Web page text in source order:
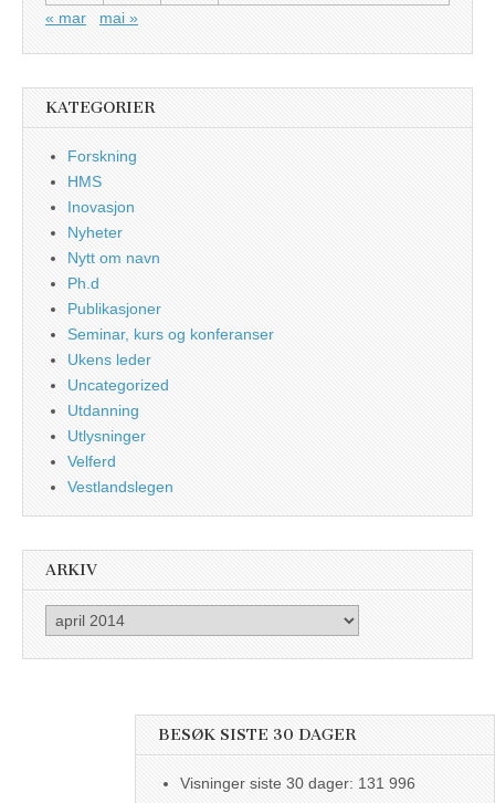
« mar
mai »
KATEGORIER
Forskning
HMS
Inovasjon
Nyheter
Nytt om navn
Ph.d
Publikasjoner
Seminar, kurs og konferanser
Ukens leder
Uncategorized
Utdanning
Utlysninger
Velferd
Vestlandslegen
ARKIV
BESØK SISTE 30 DAGER
Visninger siste 30 dager: 131 996